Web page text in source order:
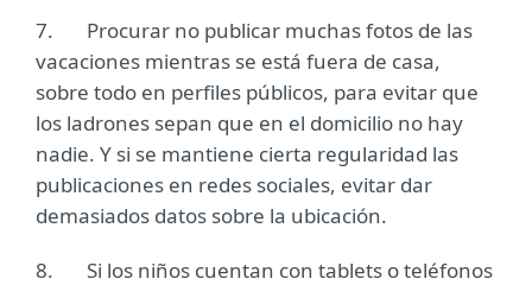
7. Procurar no publicar muchas fotos de las
vacaciones mientras se está fuera de casa,
sobre todo en perfiles públicos, para evitar que
los ladrones sepan que en el domicilio no hay
nadie. Y si se mantiene cierta regularidad las
publicaciones en redes sociales, evitar dar
demasiados datos sobre la ubicación.
8. Si los niños cuentan con tablets o teléfonos